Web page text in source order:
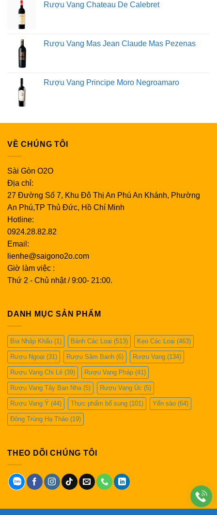
Rượu Vang Chateau De Calebret
Rượu Vang Mas Jean Claude Mas Pezenas
Rượu Vang Principe Moro Negroamaro
VỀ CHÚNG TÔI
Sài Gòn O2O
Địa chỉ:
27 Đường Số 7, Khu Đô Thị An Phú An Khánh, Phường
An Phú,TP Thủ Đức, Hồ Chí Minh
Hotline:
0924.28.82.82
Email:
lienhe@saigono2o.com
Giờ làm việc :
Thứ 2 - Chủ nhật / 9:00- 21:00.
DANH MỤC SẢN PHẨM
Bia Nhập Khẩu (1) Bánh Các Loại (513) Kẹo Các Loại (463)
Rượu Ngoại (31) Rượu Sâm Banh (6) Rượu Vang (134)
Rượu Vang Chi Lê (39) Rượu Vang Pháp (41)
Rượu Vang Tây Ban Nha (5) Rượu Vang Úc (5)
Rượu Vang Ý (44) Thực phẩm bổ sung (101) Yến sào (64)
Đông Trùng Hạ Thảo (19)
THEO DÕI CHÚNG TÔI